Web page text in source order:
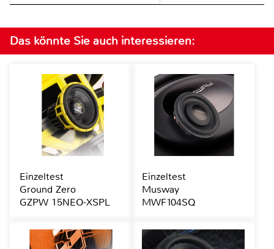
Das könnte Sie auch interessieren:
Einzeltest
Ground Zero
GZPW 15NEO-XSPL
Einzeltest
Musway
MWF104SQ